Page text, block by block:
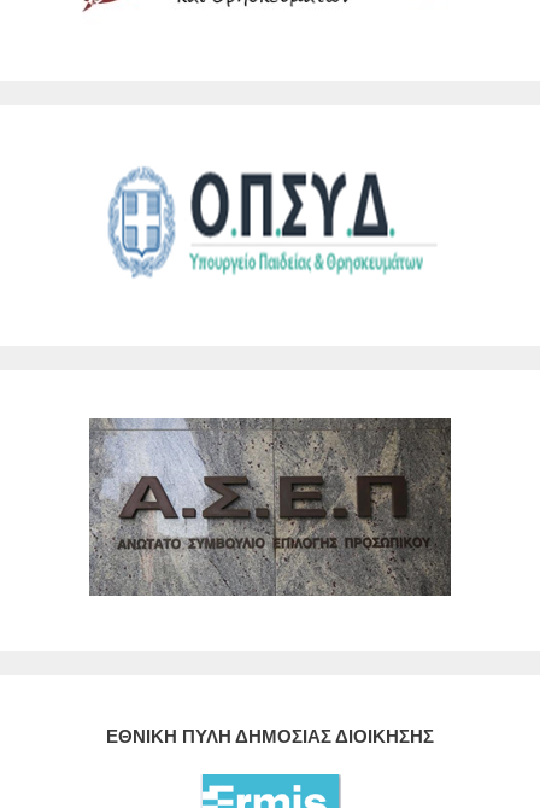
ΕΘΝΙΚΗ ΠΥΛΗ ΔΗΜΟΣΙΑΣ ΔΙΟΙΚΗΣΗΣ